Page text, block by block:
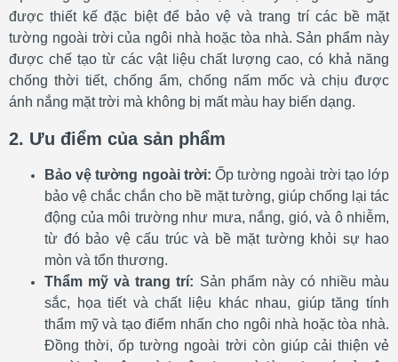
được thiết kế đặc biệt để bảo vệ và trang trí các bề mặt
tường ngoài trời của ngôi nhà hoặc tòa nhà. Sản phẩm này
được chế tạo từ các vật liệu chất lượng cao, có khả năng
chống thời tiết, chống ẩm, chống nấm mốc và chịu được
ánh nắng mặt trời mà không bị mất màu hay biến dạng.
2. Ưu điểm của sản phẩm
Bảo vệ tường ngoài trời: Ốp tường ngoài trời tạo lớp
bảo vệ chắc chắn cho bề mặt tường, giúp chống lại tác
động của môi trường như mưa, nắng, gió, và ô nhiễm,
từ đó bảo vệ cấu trúc và bề mặt tường khỏi sự hao
mòn và tổn thương.
Thẩm mỹ và trang trí: Sản phẩm này có nhiều màu
sắc, họa tiết và chất liệu khác nhau, giúp tăng tính
thẩm mỹ và tạo điểm nhấn cho ngôi nhà hoặc tòa nhà.
Đồng thời, ốp tường ngoài trời còn giúp cải thiện vẻ